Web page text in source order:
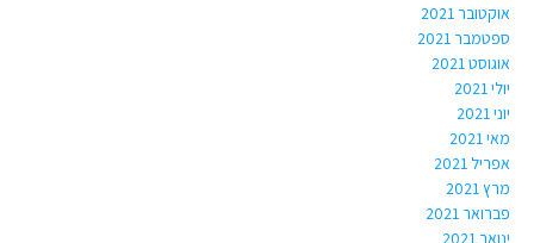
אוקטובר 2021
ספטמבר 2021
אוגוסט 2021
יולי 2021
יוני 2021
מאי 2021
אפריל 2021
מרץ 2021
פברואר 2021
ינואר 2021